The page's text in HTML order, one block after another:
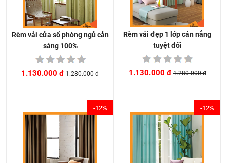
Rèm vải cửa sổ phòng ngủ cản
sáng 100%
1.130.000 đ 1.280.000 đ
Rèm vải đẹp 1 lớp cản nắng
tuyệt đối
1.130.000 đ 1.280.000 đ
-12% -12%